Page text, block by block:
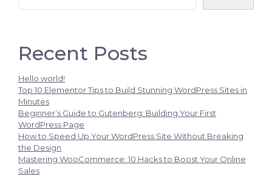
Recent Posts
Hello world!
Top 10 Elementor Tips to Build Stunning WordPress Sites in
Minutes
Beginner’s Guide to Gutenberg: Building Your First
WordPress Page
How to Speed Up Your WordPress Site Without Breaking
the Design
Mastering WooCommerce: 10 Hacks to Boost Your Online
Sales